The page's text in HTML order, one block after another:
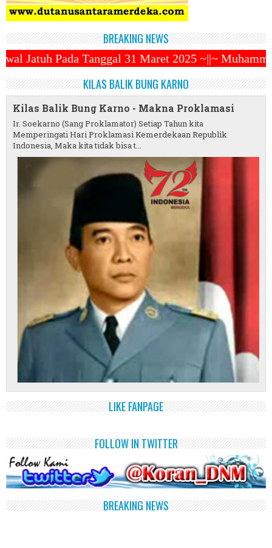
BREAKING NEWS
31 Maret 2025 ~||~ Muhammadiyah
KILAS BALIK BUNG KARNO
Kilas Balik Bung Karno - Makna Proklamasi
Ir. Soekarno (Sang Proklamator) Setiap Tahun kita
Memperingati Hari Proklamasi Kemerdekaan Republik
Indonesia, Maka kita tidak bisa t...
LIKE FANPAGE
FOLLOW IN TWITTER
BREAKING NEWS